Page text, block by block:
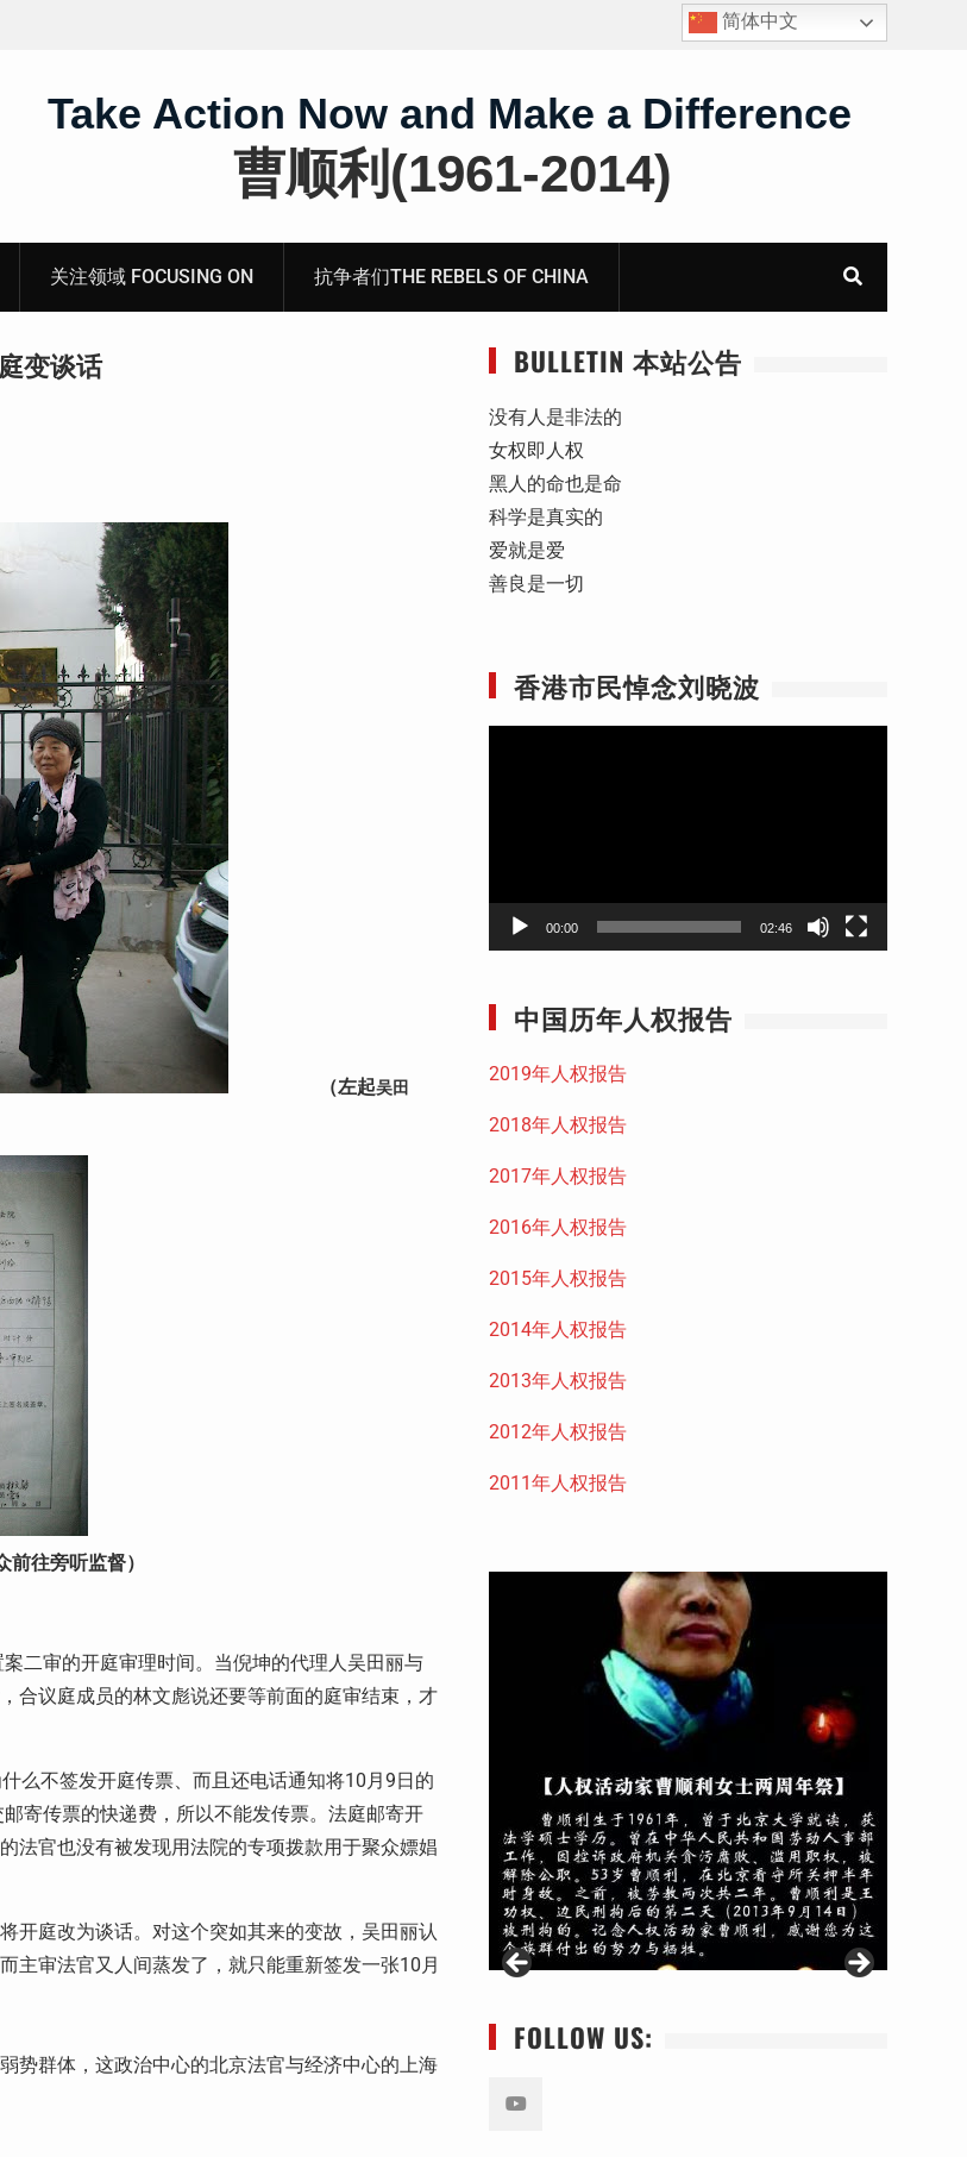
四川人权捍卫者陈云飞甘肃旅游遭行政拘留
简体中文
Take Action Now and Make a Difference
曹顺利(1961-2014)
关注领域 FOCUSING ON 抗争者们THE REBELS OF CHINA
变谈话
（左起吴田
前往旁听监督）
二审的开庭审理时间。当倪坤的代理人吴田丽与
合议庭成员的林文彪说还要等前面的庭审结束，才
么不签发开庭传票、而且还电话通知将10 月 9 日的
寄传票的快递费，所以不能发传票。法庭邮寄开
法官也没有被发现用法院的专项拨款用于聚众嫖娼
开庭改为谈话。对这个突如其来的变故，吴田丽认
主审法官又人间蒸发了，就只能重新签发一张10 月
势群体，这政治中心的北京法官与经济中心的上海
BULLETIN 本站公告
没有人是非法的
女权即人权
黑人的命也是命
科学是真实的
爱就是爱
善良是一切
香港市民悼念刘晓波
00:00 02:46
中国历年人权报告
2019年人权报告
2018年人权报告
2017年人权报告
2016年人权报告
2015年人权报告
2014年人权报告
2013年人权报告
2012年人权报告
2011年人权报告
FOLLOW US: